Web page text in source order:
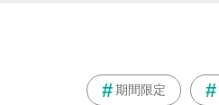
期間限定